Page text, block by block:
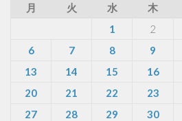
月
火 水 木
1
2
6
7 8 9
13
14 15 16
20
21 22 23
27
28 29
30